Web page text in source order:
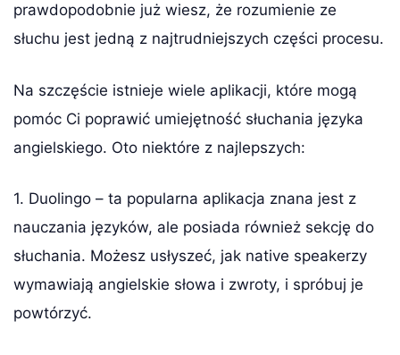
prawdopodobnie już wiesz, że rozumienie ze
słuchu jest jedną z najtrudniejszych części procesu.
Na szczęście istnieje wiele aplikacji, które mogą
pomóc Ci poprawić umiejętność słuchania języka
angielskiego. Oto niektóre z najlepszych:
1. Duolingo – ta popularna aplikacja znana jest z
nauczania języków, ale posiada również sekcję do
słuchania. Możesz usłyszeć, jak native speakerzy
wymawiają angielskie słowa i zwroty, i spróbuj je
powtórzyć.